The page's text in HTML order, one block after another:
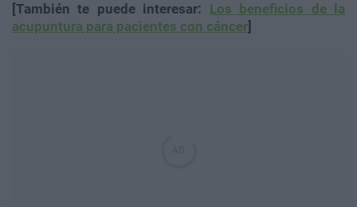
[También te puede interesar: Los beneficios de la
acupuntura para pacientes con cáncer]